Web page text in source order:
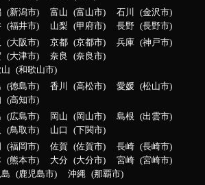
新潟市 富山 富山市 石川
金沢市
福井市 山梨 甲府市 長野 長野市
大阪市 京都 京都市 兵庫
神戸市
大津市 奈良
奈良市
和歌山市
徳島市 香川 高松市 愛媛
松山市
高知市
広島市 岡山 岡山市 島根
出雲市
鳥取市 山口 下関市
福岡市 佐賀 佐賀市 長崎
長崎市
熊本市 大分 大分市 宮崎
宮崎市
鹿児島市 沖縄 那覇市